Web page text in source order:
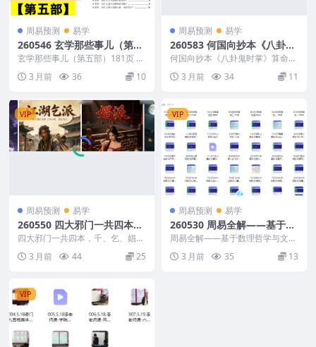
周易预测 易学
260546 玄学那些事儿（第五
部）181页
玄学那些事儿（第五部）181页 26
0546 以下内容为整理的相关资料
内容相关推...
3 月前 36 10
周易预测 易学
260583 何国向抄本《八卦鬼
时掌》算命神书袁天罡掐指诀
法电子版76页Y
何国向抄本《八卦鬼时掌》算命神
书袁天罡掐指诀法电子版76页Y 26
0583 以下...
3 月前 34 11
VIP
周易预测 易学
260550 四大邪门一共四本，
千、乞、娼、盗，古代江湖四
大流派
四大邪门一共四本，千、乞、娼、
盗，古代江湖四大流派 260550 │
├── 四...
3 月前 44 25
VIP
周易预测 易学
260530 周易全解——基于数
理哲学与文化心理学（122小
时）
周易全解——基于数理哲学与文化
心理学（122小时） 260530 2605
30 ...3 月前 35 13
VIP